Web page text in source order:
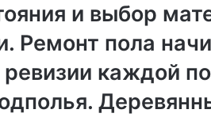
и выбор
Ремонт пола
каждой